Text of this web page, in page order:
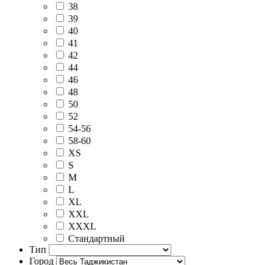
38
39
40
41
42
44
46
48
50
52
54-56
58-60
XS
S
M
L
XL
XXL
XXXL
Стандартный
Тип
Город